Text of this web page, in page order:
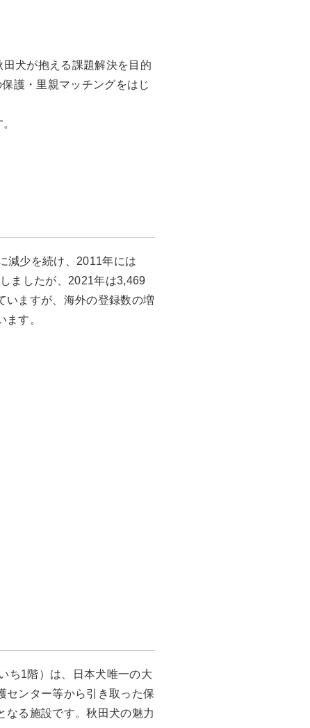
犬が抱える課題解決を目的
護・里親マッチングをはじ
減少を続け、2011年には
ましたが、2021年は3,469
いますが、海外の登録数の増
す。
ち1階）は、日本犬唯一の大
センター等から引き取った保
なる施設です。秋田犬の魅力